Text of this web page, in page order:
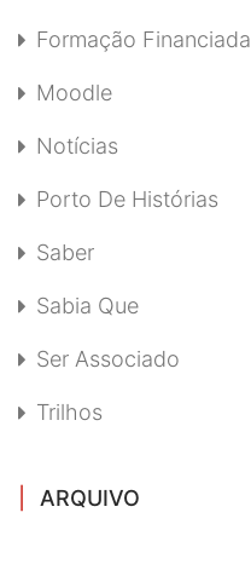
Formação Financiada
Moodle
Notícias
Porto De Histórias
Saber
Sabia Que
Ser Associado
Trilhos
ARQUIVO